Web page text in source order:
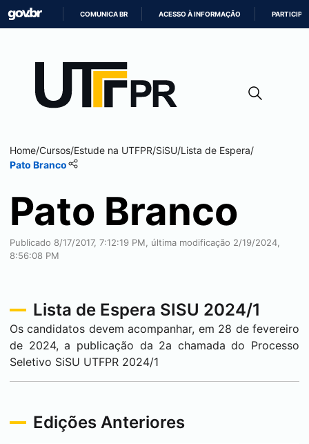
CONTEÚDO
COMUNICA BR ACESSO À INFORMAÇÃO PARTICIPE
Home/Cursos/Estude na UTFPR/SiSU/Lista de Espera/
Pato Branco
Pato Branco
Publicado 8/17/2017, 7:12:19 PM, última modificação 2/19/2024,
8:56:08 PM
Lista de Espera SISU 2024/1
Os candidatos devem acompanhar, em 28 de fevereiro
de 2024, a publicação da 2a chamada do Processo
Seletivo SiSU UTFPR 2024/1
Edições Anteriores